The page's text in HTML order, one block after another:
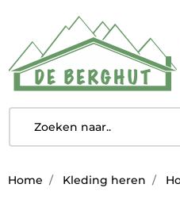
Home Kleding heren